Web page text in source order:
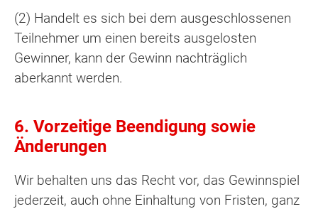
(2) Handelt es sich bei dem ausgeschlossenen
Teilnehmer um einen bereits ausgelosten
Gewinner, kann der Gewinn nachträglich
aberkannt werden.
6. Vorzeitige Beendigung sowie
Änderungen
Wir behalten uns das Recht vor, das Gewinnspiel
jederzeit, auch ohne Einhaltung von Fristen, ganz